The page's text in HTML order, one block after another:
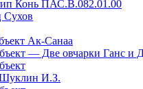
Конь ПАС.В.082.01.00
Сухов
Ак-Санаа
— Две овчарки Ганс и
И.З.